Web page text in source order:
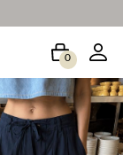
0
아울렛 하객&모임룩